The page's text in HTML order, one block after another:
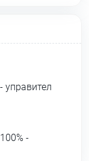
- управител
100% -